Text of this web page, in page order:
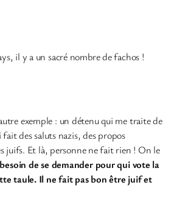
il y a un sacré nombre de fachos !
exemple : un détenu qui me traite de
des saluts nazis, des propos
juifs. Et là, personne ne fait rien ! On le
de se demander pour qui vote la
taule. Il ne fait pas bon être juif et